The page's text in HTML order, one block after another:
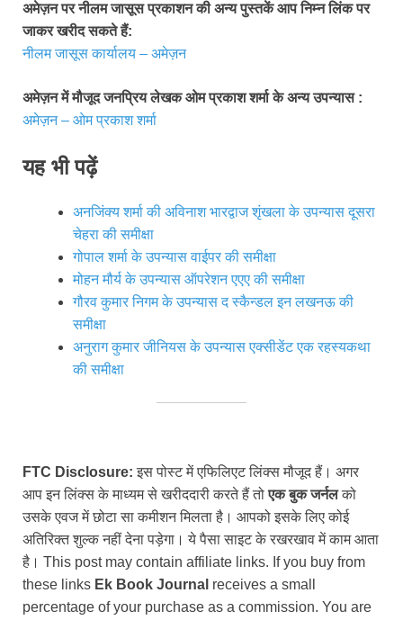
अमेज़न पर नीलम जासूस प्रकाशन की अन्य पुस्तकें आप निम्न लिंक पर
जाकर खरीद सकते हैं:
नीलम जासूस कार्यालय – अमेज़न
अमेज़न में मौजूद जनप्रिय लेखक ओम प्रकाश शर्मा के अन्य उपन्यास :
अमेज़न – ओम प्रकाश शर्मा
यह भी पढ़ें
अनजिंक्य शर्मा की अविनाश भारद्वाज शृंखला के उपन्यास दूसरा
चेहरा की समीक्षा
गोपाल शर्मा के उपन्यास वाईपर की समीक्षा
मोहन मौर्य के उपन्यास ऑपरेशन एएए की समीक्षा
गौरव कुमार निगम के उपन्यास द स्कैन्डल इन लखनऊ की
समीक्षा
अनुराग कुमार जीनियस के उपन्यास एक्सीडेंट एक रहस्यकथा
की समीक्षा
FTC Disclosure: इस पोस्ट में एफिलिएट लिंक्स मौजूद हैं। अगर
आप इन लिंक्स के माध्यम से खरीददारी करते हैं तोएक बुक जर्नलको
उसके एवज में छोटा सा कमीशन मिलता है। आपको इसके लिए कोई
अतिरिक्त शुल्क नहीं देना पड़ेगा। ये पैसा साइट के रखरखाव में काम आता
है। This post may contain affiliate links. If you buy from
these links Ek Book Journal receives a small
percentage of your purchase as a commission. You are